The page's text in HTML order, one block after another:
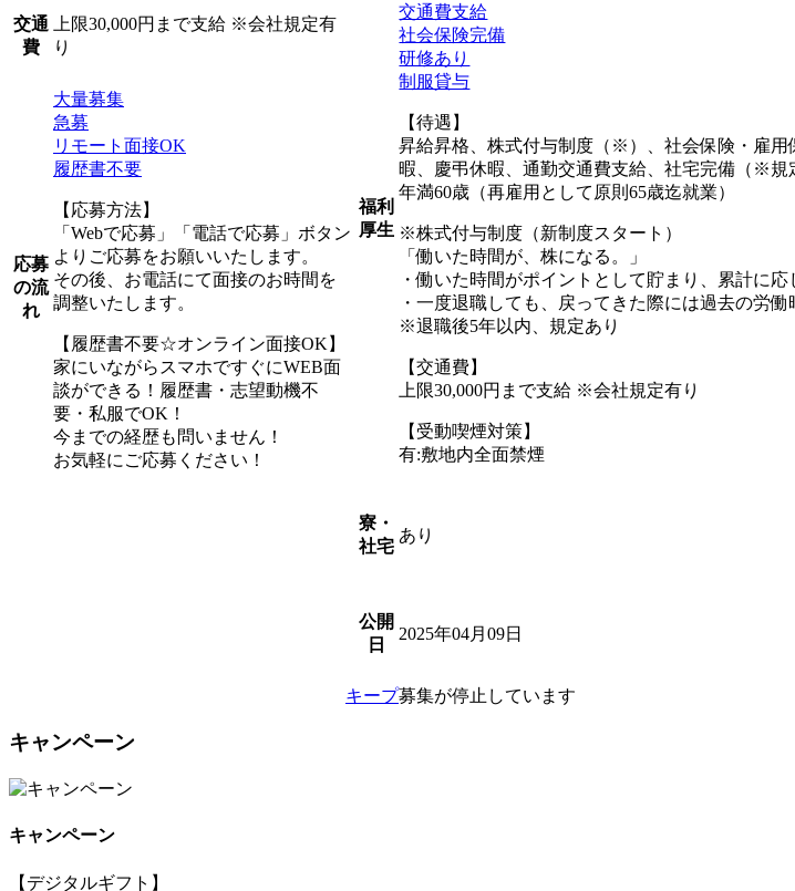
交通
費
上限30,000円まで支給 ※会社規定有
り
応募
の流
れ
大量募集
急募
リモート面接OK
履歴書不要
【応募方法】
「Webで応募」「電話で応募」ボタン
よりご応募をお願いいたします。
その後、お電話にて面接のお時間を
調整いたします。
【履歴書不要☆オンライン面接OK】
家にいながらスマホですぐにWEB面
談ができる！履歴書・志望動機不
要・私服でOK！
今までの経歴も問いません！
お気軽にご応募ください！
福利
厚生
交通費支給
社会保険完備
研修あり
制服貸与
【待遇】
昇給昇格、株式付与制度（※）、社会保険・雇
暇、慶弔休暇、通勤交通費支給、社宅完備（※
年満60歳（再雇用として原則65歳迄就業）
※株式付与制度（新制度スタート）
「働いた時間が、株になる。」
・働いた時間がポイントとして貯まり、累計に
・一度退職しても、戻ってきた際には過去の労
※退職後5年以内、規定あり
【交通費】
上限30,000円まで支給 ※会社規定有り
【受動喫煙対策】
有:敷地内全面禁煙
寮・
社宅
あり
公開
日
2025年04月09日
キープ募集が停止しています
キャンペーン
キャンペーン
【デジタルギフト】